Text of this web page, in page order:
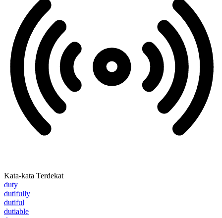
Kata-kata Terdekat
duty
dutifully
dutiful
dutiable